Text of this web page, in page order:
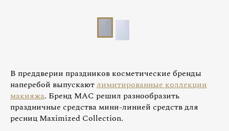
В преддверии праздников косметические бренды
наперебой выпускаютлимитированные коллекции
макияжа. Бренд MAC решил разнообразить
праздничные средства мини-линией средств для
ресниц Maximized Collection.